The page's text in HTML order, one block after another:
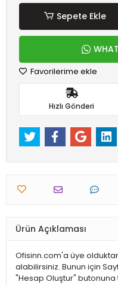
Sepete Ekle
Favorilerime ekle
Hızlı Gönderi
Ürün Açıklaması
Ofisinn.com'a üye
alabilirsiniz. Bunun için
"Hesap Oluştur" butonuna